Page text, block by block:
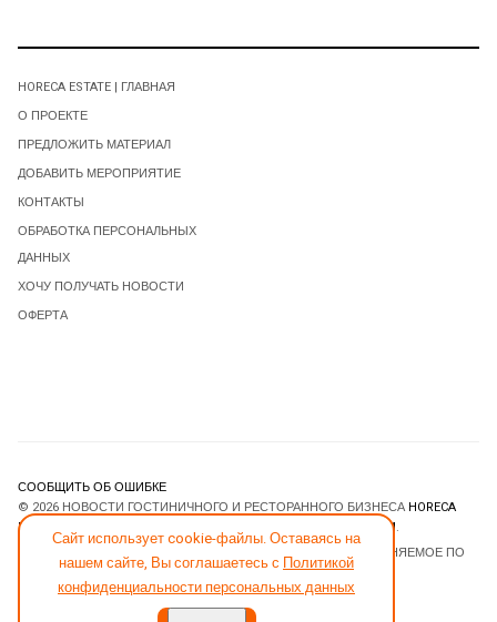
Сайт использует cookie-файлы. Оставаясь на
нашем сайте, Вы соглашаетесь с Политикой
конфиденциальности персональных данных
HORECA ESTATE | ГЛАВНАЯ
О ПРОЕКТЕ
ПРЕДЛОЖИТЬ МАТЕРИАЛ
ДОБАВИТЬ МЕРОПРИЯТИЕ
КОНТАКТЫ
ОБРАБОТКА ПЕРСОНАЛЬНЫХ
ДАННЫХ
ХОЧУ ПОЛУЧАТЬ НОВОСТИ
ОФЕРТА
СООБЩИТЬ ОБ ОШИБКЕ
© 2026 НОВОСТИ ГОСТИНИЧНОГО И РЕСТОРАННОГО БИЗНЕСА HORECA
ESTATE
JOOMLART.COM.
- ПРОГРАММНОЕ ОБЕСПЕЧЕНИЕ, РАСПРОСТРАНЯЕМОЕ ПО
ЛИЦЕНЗИИGNU GENERAL PUBLIC LICENSE